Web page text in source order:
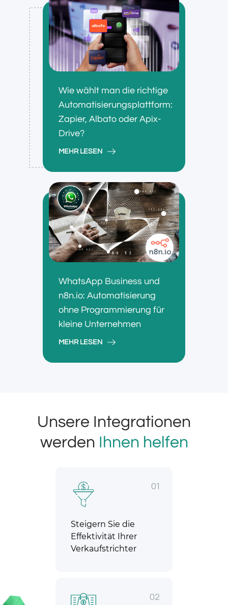
Wie wählt man die richtige
Automatisierungsplattform:
Zapier, Albato oder Apix-
Drive?
MEHR LESEN
WhatsApp Business und
n8n.io: Automatisierung
ohne Programmierung für
kleine Unternehmen
MEHR LESEN
Unsere Integrationen
werden Ihnen helfen
01
Steigern Sie die
Effektivität Ihrer
Verkaufstrichter
02